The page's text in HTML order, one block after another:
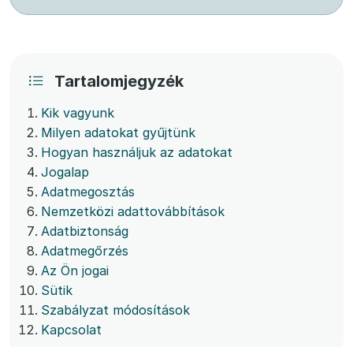
Tartalomjegyzék
Kik vagyunk
Milyen adatokat gyűjtünk
Hogyan használjuk az adatokat
Jogalap
Adatmegosztás
Nemzetközi adattovábbítások
Adatbiztonság
Adatmegőrzés
Az Ön jogai
Sütik
Szabályzat módosítások
Kapcsolat